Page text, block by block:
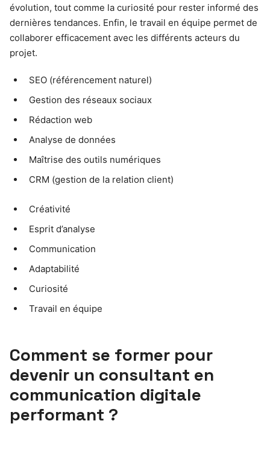
évolution, tout comme la curiosité pour rester informé des
dernières tendances. Enfin, le travail en équipe permet de
collaborer efficacement avec les différents acteurs du
projet.
SEO (référencement naturel)
Gestion des réseaux sociaux
Rédaction web
Analyse de données
Maîtrise des outils numériques
CRM (gestion de la relation client)
Créativité
Esprit d’analyse
Communication
Adaptabilité
Curiosité
Travail en équipe
Comment se former pour
devenir un consultant en
communication digitale
performant ?